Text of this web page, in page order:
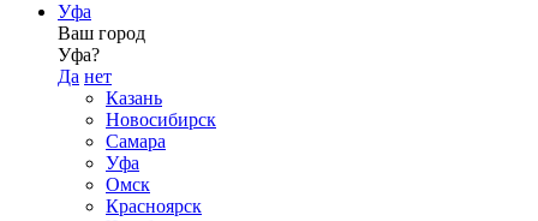
Уфа
Ваш город
Уфа?
Да нет
Казань
Новосибирск
Самара
Уфа
Омск
Красноярск